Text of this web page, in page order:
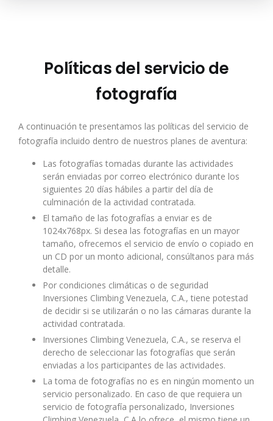
Políticas del servicio de
fotografía
A continuación te presentamos las políticas del servicio de
fotografía incluido dentro de nuestros planes de aventura:
Las fotografías tomadas durante las actividades
serán enviadas por correo electrónico durante los
siguientes 20 días hábiles a partir del día de
culminación de la actividad contratada.
El tamaño de las fotografías a enviar es de
1024x768px. Si desea las fotografías en un mayor
tamaño, ofrecemos el servicio de envío o copiado en
un CD por un monto adicional, consúltanos para más
detalle.
Por condiciones climáticas o de seguridad
Inversiones Climbing Venezuela, C.A., tiene potestad
de decidir si se utilizarán o no las cámaras durante la
actividad contratada.
Inversiones Climbing Venezuela, C.A., se reserva el
derecho de seleccionar las fotografías que serán
enviadas a los participantes de las actividades.
La toma de fotografías no es en ningún momento un
servicio personalizado. En caso de que requiera un
servicio de fotografía personalizado, Inversiones